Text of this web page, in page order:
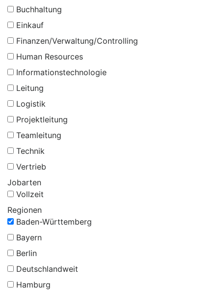
Buchhaltung
Einkauf
Finanzen/Verwaltung/Controlling
Human Resources
Informationstechnologie
Leitung
Logistik
Projektleitung
Teamleitung
Technik
Vertrieb
Jobarten
Vollzeit
Regionen
Baden-Württemberg
Bayern
Berlin
Deutschlandweit
Hamburg